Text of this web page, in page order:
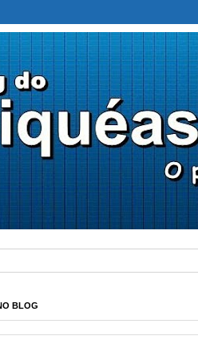
BLOG